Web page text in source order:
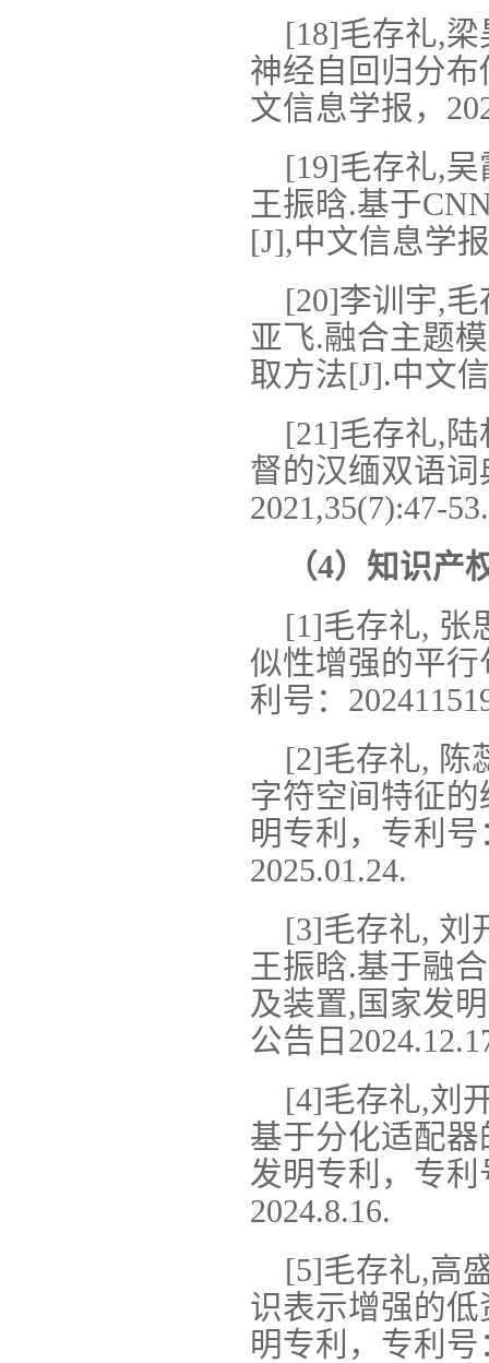
[18]毛存礼,
神经自回归分
文信息学报，
[19]毛存礼,
王振晗.基于
[J],中文信息学
[20]李训宇,
亚飞.融合主题
取方法[J].中文
[21]毛存礼,
督的汉缅双语
2021,35(7):47-53.
（4）知识产
[1]毛存礼, 张
似性增强的平
利号：
[2]毛存礼, 陈
字符空间特征
明专利，专利号
2025.01.24.
[3]毛存礼, 刘
王振晗.基于融
及装置,国家发
公告日
[4]毛存礼,刘
基于分化适配
发明专利，专利
2024.8.16.
[5]毛存礼,高
识表示增强的
明专利，专利号